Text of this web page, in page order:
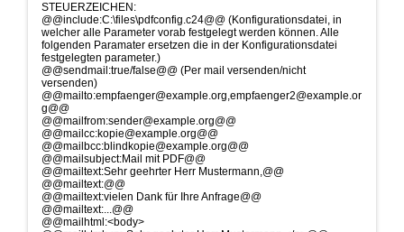
STEUERZEICHEN:
@@include:C:\files\pdfconfig.c24@@ (Konfigurationsdatei, in
welcher alle Parameter vorab festgelegt werden können. Alle
folgenden Paramater ersetzen die in der Konfigurationsdatei
festgelegten parameter.)
@@sendmail:true/false@@ (Per mail versenden/nicht
versenden)
@@mailto:empfaenger@example.org,empfaenger2@example.or
g@@
@@mailfrom:sender@example.org@@
@@mailcc:kopie@example.org@@
@@mailbcc:blindkopie@example.org@@
@@mailsubject:Mail mit PDF@@
@@mailtext:Sehr geehrter Herr Mustermann,@@
@@mailtext:@@
@@mailtext:vielen Dank für Ihre Anfrage@@
@@mailtext:...@@
@@mailhtml:<body>